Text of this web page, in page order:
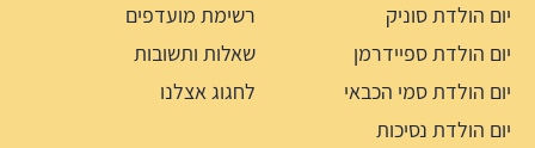
יום הולדת סוניק
יום הולדת ספיידרמן
יום הולדת סמי הכבאי
יום הולדת נסיכות
רשימת מועדפים
שאלות ותשובות
לחגוג אצלנו